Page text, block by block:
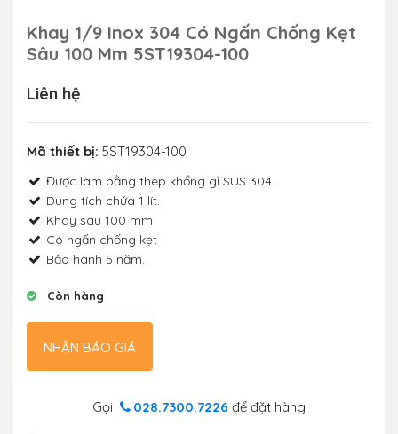
Khay 1/9 Inox 304 Có Ngấn Chống Kẹt
Sâu 100 Mm 5ST19304-100
Liên hệ
Mã thiết bị: 5ST19304-100
Được làm bằng thép khổng gỉ SUS 304.
Dung tích chứa 1 lít.
Khay sâu 100 mm
Có ngấn chống kẹt
Bảo hành 5 năm.
Còn hàng
NHẬN BÁO GIÁ
Gọi 028.7300.7226 để đặt hàng